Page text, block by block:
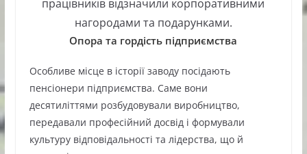
працівників відзначили корпоративними
нагородами та подарунками.
Опора та гордість підприємства
Особливе місце в історії заводу посідають
пенсіонери підприємства. Саме вони
десятиліттями розбудовували виробництво,
передавали професійний досвід і формували
культуру відповідальності та лідерства, що й